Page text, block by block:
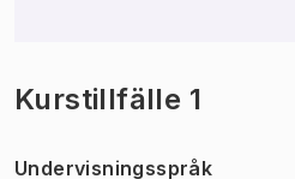
Kurstillfälle 1
Undervisningsspråk